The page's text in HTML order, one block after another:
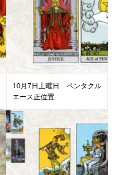
10月7日土曜日 ペンタクル
エース正位置